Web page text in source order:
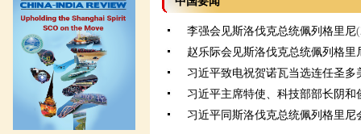
李强会见斯洛伐克总统佩列格里尼
赵乐际会见斯洛伐克总统佩列格里
习近平致电祝贺诺瓦当选连任圣多
习近平主席特使、科技部部长阴
习近平同斯洛伐克总统佩列格里尼